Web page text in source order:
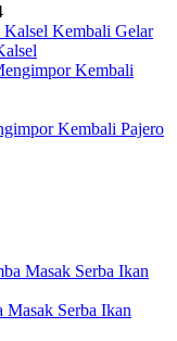
Kembali Gelar
Kembali Pajero
Masak Serba Ikan